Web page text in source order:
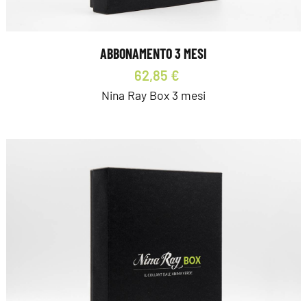
ABBONAMENTO 3 MESI
62,85 €
Nina Ray Box 3 mesi